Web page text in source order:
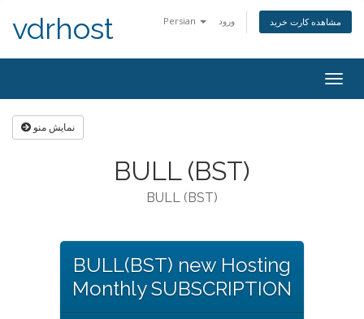
Persian ورود مشاهده کارت خرید vdrhost
نمایش منو
BULL (BST)
BULL (BST)
BULL(BST) new Hosting
Monthly SUBSCRIPTION